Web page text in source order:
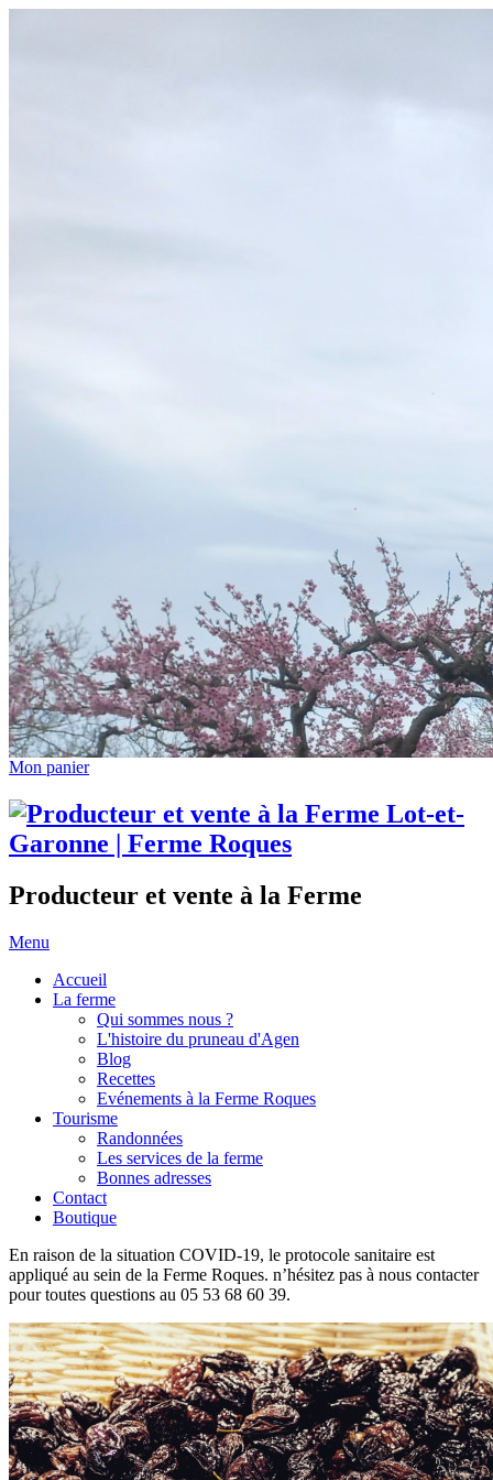
Mon panier
Producteur et vente à la Ferme
Menu
Accueil
La ferme
Qui sommes nous ?
L'histoire du pruneau d'Agen
Blog
Recettes
Evénements à la Ferme Roques
Tourisme
Randonnées
Les services de la ferme
Bonnes adresses
Contact
Boutique
En raison de la situation COVID-19, le protocole sanitaire est
appliqué au sein de la Ferme Roques. n’hésitez pas à nous contacter
pour toutes questions au 05 53 68 60 39.